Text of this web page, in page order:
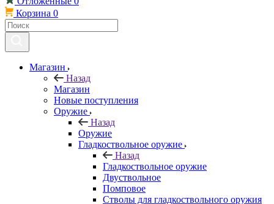
Корзина 0
Магазин
Назад
Магазин
Новые поступления
Оружие
Назад
Оружие
Гладкоствольное оружие
Назад
Гладкоствольное оружие
Двуствольное
Помповое
Стволы для гладкоствольного оружия